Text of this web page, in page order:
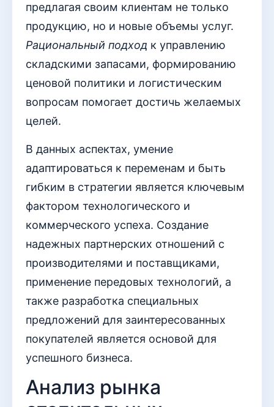
предлагая своим клиентам не только
продукцию, но и новые объемы услуг.
Рациональный подход к управлению
складскими запасами, формированию
ценовой политики и логистическим
вопросам помогает достичь желаемых
целей.
В данных аспектах, умение
адаптироваться к переменам и быть
гибким в стратегии является ключевым
фактором технологического и
коммерческого успеха. Создание
надежных партнерских отношений с
производителями и поставщиками,
применение передовых технологий, а
также разработка специальных
предложений для заинтересованных
покупателей является основой для
успешного бизнеса.
Анализ рынка